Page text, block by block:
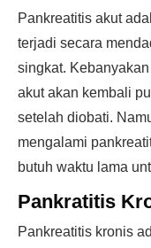
Pankreatitis akut
terjadi secara
singkat.
akut akan kembali
setelah diobati.
mengalami
butuh waktu lama
Pankratitis
Pankreatitis kronis